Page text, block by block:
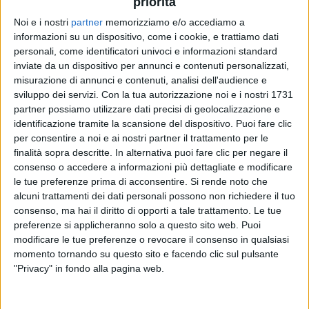
Noi e i nostri partner memorizziamo e/o accediamo a
informazioni su un dispositivo, come i cookie, e trattiamo dati
personali, come identificatori univoci e informazioni standard
inviate da un dispositivo per annunci e contenuti personalizzati,
misurazione di annunci e contenuti, analisi dell'audience e
sviluppo dei servizi. Con la tua autorizzazione noi e i nostri 1731
partner possiamo utilizzare dati precisi di geolocalizzazione e
identificazione tramite la scansione del dispositivo. Puoi fare clic
per consentire a noi e ai nostri partner il trattamento per le
finalità sopra descritte. In alternativa puoi fare clic per negare il
consenso o accedere a informazioni più dettagliate e modificare
le tue preferenze prima di acconsentire. Si rende noto che
alcuni trattamenti dei dati personali possono non richiedere il tuo
consenso, ma hai il diritto di opporti a tale trattamento. Le tue
preferenze si applicheranno solo a questo sito web. Puoi
modificare le tue preferenze o revocare il consenso in qualsiasi
momento tornando su questo sito e facendo clic sul pulsante
"Privacy" in fondo alla pagina web.
di ieri sera (domenica 4 febbraio
“Mi ha reso felice per tutta la settimana del Festival
ha ammesso. Ha anche fatto notare come sia già
successo che, prima o dopo la kermesse, inerazzurri
avessero una partita importante e come… vincessero.
“Adesso sono sereno ”, ha ammesso facendo così
capire che i risultati della squadra influiscano
notevolmente sul suomorale. Ha anche rivelato che,
tra le30 canzoniin gara, ce ne sono alcune che si
accostano molto bene al trionfo dell’Inter. “ Quando le
sentirete capirete”, ha aggiunto.
Amadeusha inoltre parlato delFantaSanremo,
svelando che non ha fatto una suasquadra perché…
perderebbe come ogni volta che partecipa a un
gioco. Ha però aiutato il figlioJosè Albertoa farne
una sua. “Mi ha chiesto dei consigli. Ho dato delle
mie previsioni conoscendo i cantanti e pensando che